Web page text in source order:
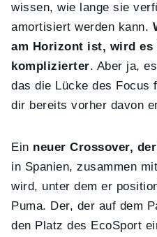
wissen, wie lange sie
amortisiert werden kann.
am Horizont ist, wird es
komplizierter. Aber ja,
das die Lücke des Focus
dir bereits vorher davon
Ein neuer Crossover,
in Spanien, zusammen
wird, unter dem er
Puma. Der, der auf dem
den Platz des EcoSport